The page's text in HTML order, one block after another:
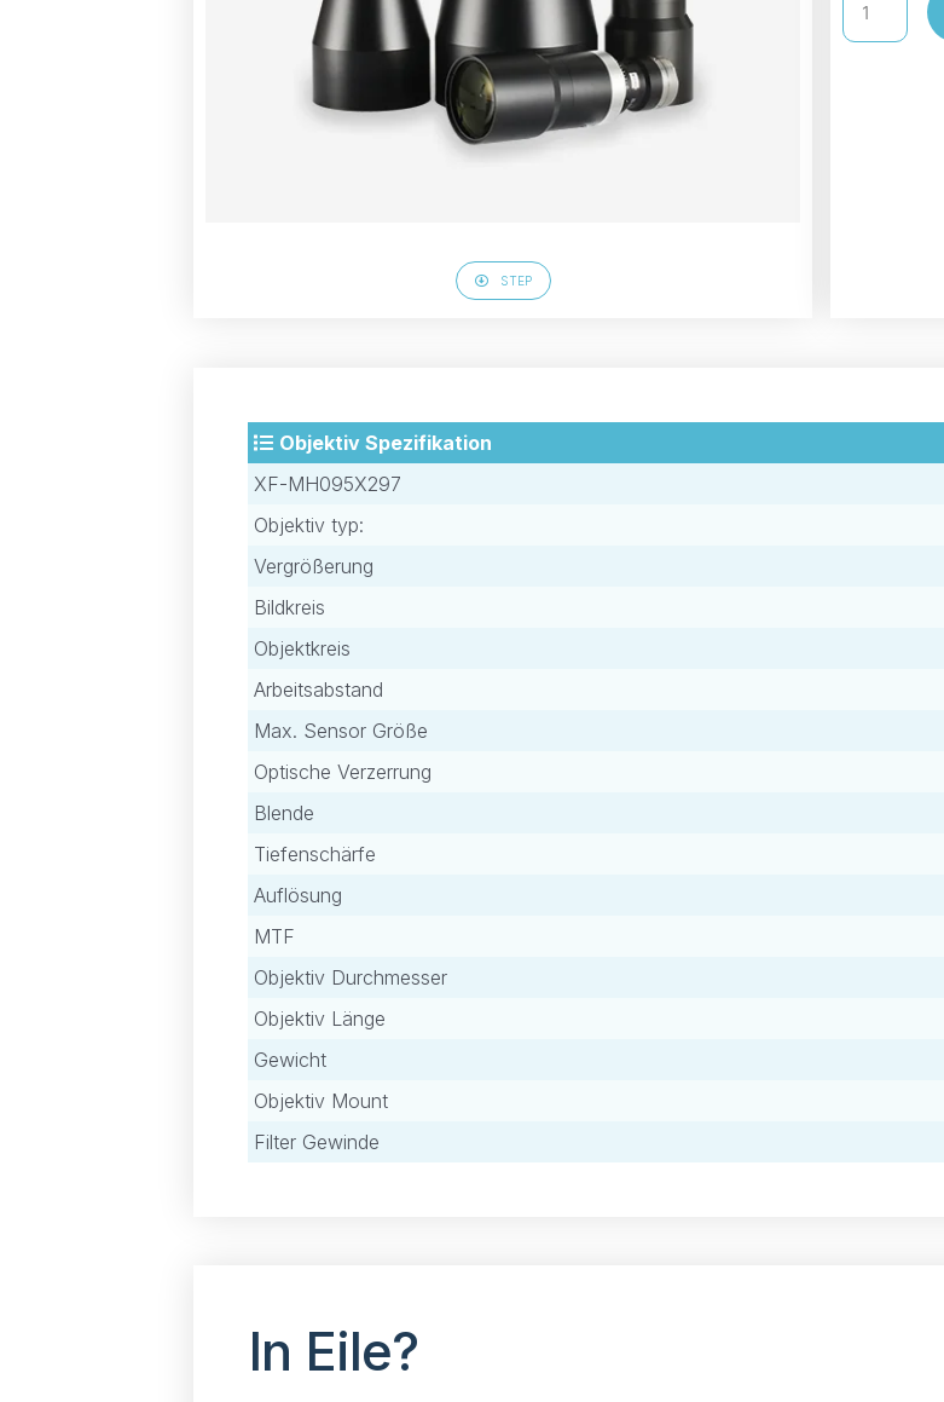
STEP
Objektiv Spezifikation
XF-MH095X297
Objektiv typ:
Vergrößerung
Bildkreis
Objektkreis
Arbeitsabstand
Max. Sensor Größe
Optische Verzerrung
Blende
Tiefenschärfe
Auflösung
MTF
Objektiv Durchmesser
Objektiv Länge
Gewicht
Objektiv Mount
Filter Gewinde
In Eile?